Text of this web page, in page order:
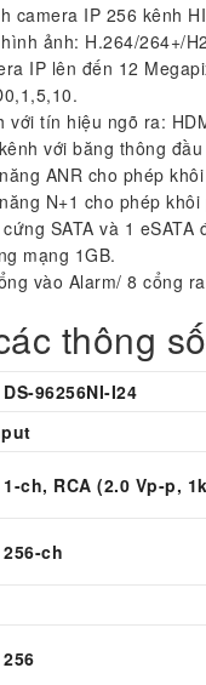
camera IP 256 kênh
ảnh: H.264/264+/
IP lên đến 12
với tín hiệu ngõ ra:
với băng thông
ANR cho phép
N+1 cho phép
SATA và 1
mạng 1GB.
vào Alarm/ 8 cổng
thông
DS-96256NI-I24
1-ch, RCA (2.0 Vp-p,
256-ch
256